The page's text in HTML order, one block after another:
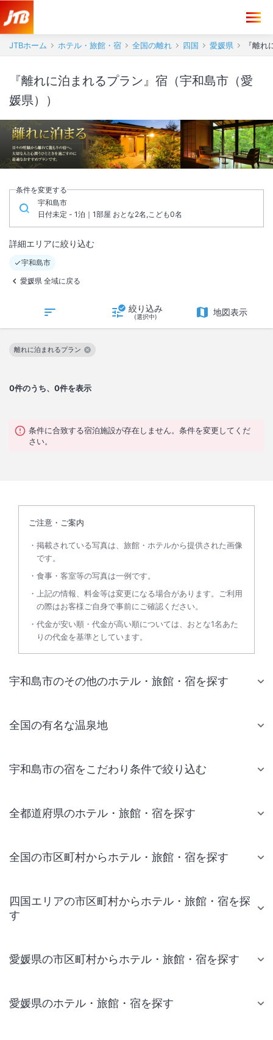
JTBホーム ホテル・旅館・宿 全国の離れ 四国 愛媛県 『離
『離れに泊まれるプラン』宿（宇和島市（愛
媛県））
条件を変更する
宇和島市
日付未定 - 1泊｜1部屋 おとな2名,こども0名
詳細エリアに絞り込む
宇和島市
愛媛県 全域に戻る
絞り込み
(選択中) 地図表示
0件のうち、0件を表示
離れに泊まれるプラン
この絞り込み条件を解除
条件に合致する宿泊施設が存在しません。条件を変更してくだ
さい。
ご注意・ご案内
掲載されている写真は、旅館・ホテルから提供された画像
です。
食事・客室等の写真は一例です。
上記の情報、料金等は変更になる場合があります。ご利用
の際はお客様ご自身で事前にご確認ください。
代金が安い順・代金が高い順については、おとな1名あた
りの代金を基準としています。
宇和島市のその他のホテル・旅館・宿を探す
全国の有名な温泉地
宇和島市の宿をこだわり条件で絞り込む
全都道府県のホテル・旅館・宿を探す
全国の市区町村からホテル・旅館・宿を探す
四国エリアの市区町村からホテル・旅館・宿を探
す
愛媛県の市区町村からホテル・旅館・宿を探す
愛媛県のホテル・旅館・宿を探す